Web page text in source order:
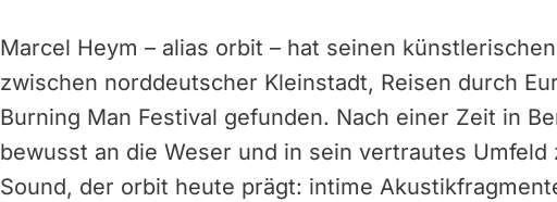
Marcel Heym – alias orbit – hat seinen
zwischen norddeutscher Kleinstadt, Reisen durch
Burning Man Festival gefunden. Nach einer Zeit in
bewusst an die Weser und in sein vertrautes
Sound, der orbit heute prägt: intime